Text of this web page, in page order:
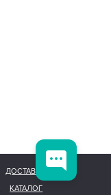
ДОСТАВКА
КАТАЛОГ